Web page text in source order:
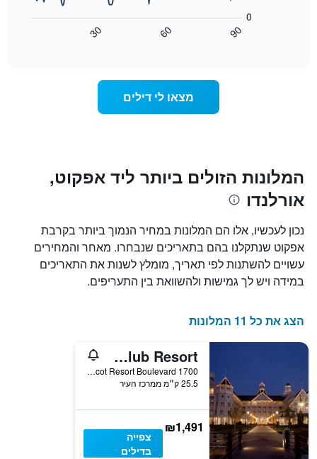
חדר
X
המציגים
את
מספר
הימים
שנותרו
עד
למועד
השהות
כולל
ציר
את
מחיר
הממוצע
של
חדר
90
60
30
0
מצאו לי דילים
המלונות הזולים ביותר ליד אפקוט,
אורלנדו
נכון לעכשיו, אלו הם המלונות במחיר הנמוך ביותר בקרבת
אפקוט שנתקלנו בהם בתאריכים שנבחרו. מאחר והמחירים
עשויים להשתנות לפי תאריך, מומלץ לשנות את התאריכים
במידה ויש לך גמישות ולהשוואת בין התעריפים.
הצג את כל 11 המלונות
Disney's Yacht Club Resort
1700 Epcot Resort Boulevard, אורלנדו, FL, ארצות הברית
25.5 ק״מ ממרכז העיר
₪1,491
צפייה
בדילים